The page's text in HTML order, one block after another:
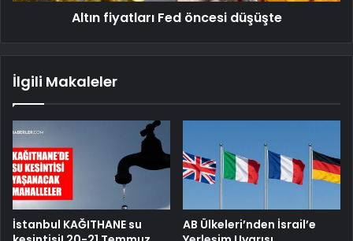
Altın fiyatları Fed öncesi düşüşte
İlgili Makaleler
İstanbul KAĞITHANE su
AB Ülkeleri’nden İsrail’e